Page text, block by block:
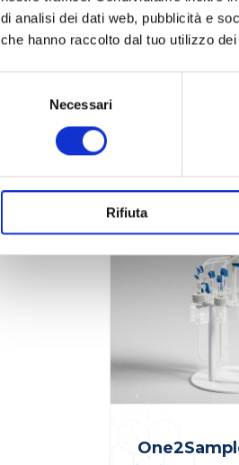
di analisi dei dati web, pubblicità e
che hanno raccolto dal tuo utilizzo
Necessari
Rifiuta
STRUMENTAZIONE DA
SPECIFICHE